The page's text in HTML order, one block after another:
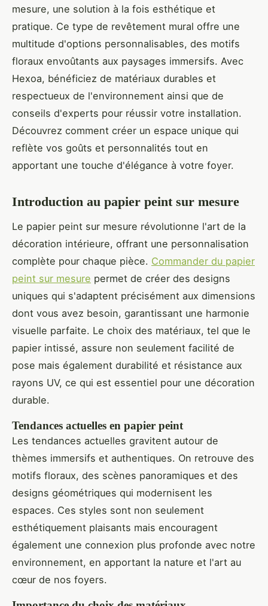
mesure, une solution à la fois esthétique et
pratique. Ce type de revêtement mural offre une
multitude d'options personnalisables, des motifs
floraux envoûtants aux paysages immersifs. Avec
Hexoa, bénéficiez de matériaux durables et
respectueux de l'environnement ainsi que de
conseils d'experts pour réussir votre installation.
Découvrez comment créer un espace unique qui
reflète vos goûts et personnalités tout en
apportant une touche d'élégance à votre foyer.
Introduction au papier peint sur mesure
Le papier peint sur mesure révolutionne l'art de la
décoration intérieure, offrant une personnalisation
complète pour chaque pièce. Commander du papier
peint sur mesure permet de créer des designs
uniques qui s'adaptent précisément aux dimensions
dont vous avez besoin, garantissant une harmonie
visuelle parfaite. Le choix des matériaux, tel que le
papier intissé, assure non seulement facilité de
pose mais également durabilité et résistance aux
rayons UV, ce qui est essentiel pour une décoration
durable.
Tendances actuelles en papier peint
Les tendances actuelles gravitent autour de
thèmes immersifs et authentiques. On retrouve des
motifs floraux, des scènes panoramiques et des
designs géométriques qui modernisent les
espaces. Ces styles sont non seulement
esthétiquement plaisants mais encouragent
également une connexion plus profonde avec notre
environnement, en apportant la nature et l'art au
cœur de nos foyers.